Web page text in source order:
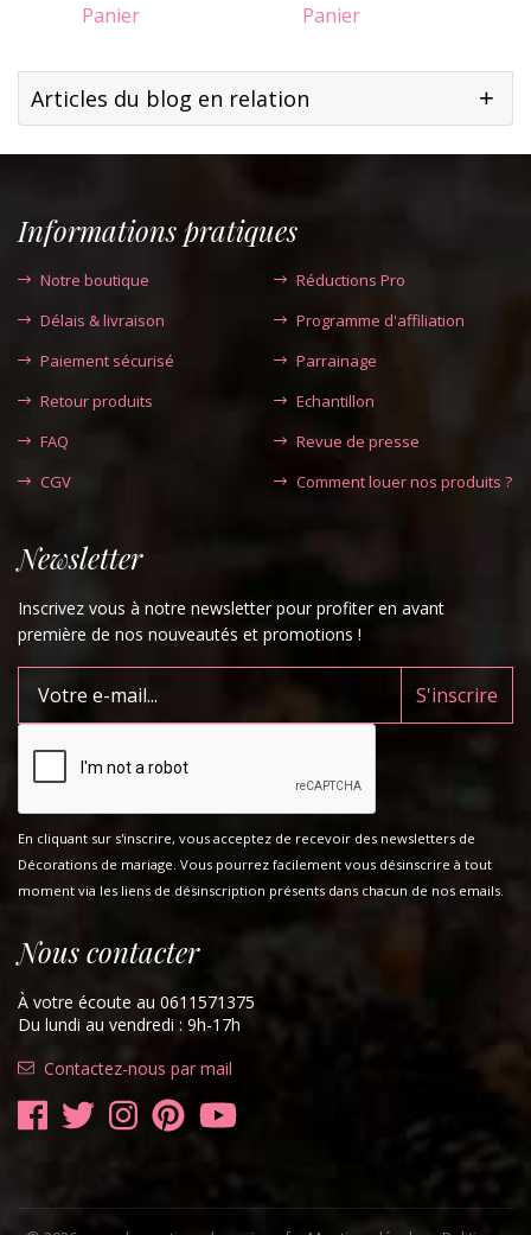
Panier
Panier
Articles du blog en relation
Informations pratiques
Notre boutique
Délais & livraison
Paiement sécurisé
Retour produits
FAQ
CGV
Réductions Pro
Programme d'affiliation
Parrainage
Echantillon
Revue de presse
Comment louer nos produits ?
Newsletter
Inscrivez vous à notre newsletter pour profiter en avant
première de nos nouveautés et promotions !
En cliquant sur s'inscrire, vous acceptez de recevoir des newsletters de
Décorations de mariage. Vous pourrez facilement vous désinscrire à tout
moment via les liens de désinscription présents dans chacun de nos emails.
Nous contacter
À votre écoute au 0611571375
Du lundi au vendredi : 9h-17h
Contactez-nous par mail